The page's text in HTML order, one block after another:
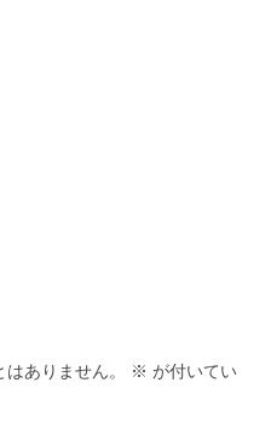
ありません。 ※ が付いてい